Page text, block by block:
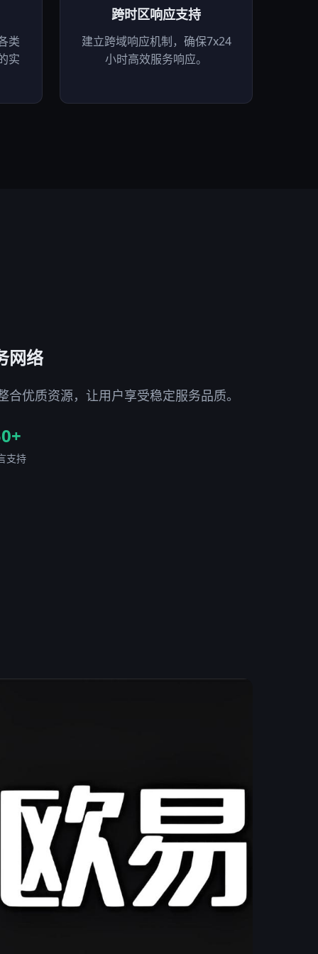
类
实
跨时区响应支持
建立跨域响应机制，确保7x24
小时高效服务响应。
网络
合优质资源，让用户享受稳定服务品质。
支持